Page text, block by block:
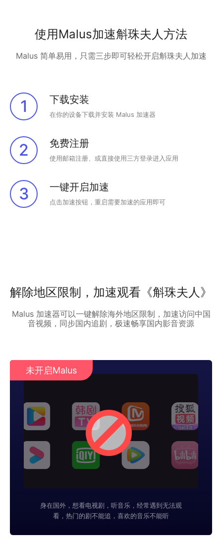
使用Malus加速斛珠夫人方法
Malus 简单易用，只需三步即可轻松开启斛珠夫人加速
1 下载安装
在你的设备下载并安装 Malus 加速器
2 免费注册
使用邮箱注册、或直接使用三方登录进入应用
3 一键开启加速
点击加速按钮，重启需要加速的应用即可
解除地区限制，加速观看《斛珠夫人》
Malus 加速器可以一键解除海外地区限制，加速访问中国
音视频，同步国内追剧，极速畅享国内影音资源
未开启Malus
身在国外，想看电视剧，听音乐，经常遇到无法观
看，热门的剧不能追，喜欢的音乐不能听